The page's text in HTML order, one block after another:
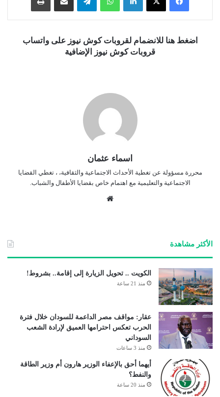
اضغط هنا للانضمام لقروبات كوش نيوز على واتساب
قروبات كوش نيوز الإضافية
اسماء عثمان
محررة مسؤولة عن تغطية الأحداث الاجتماعية والثقافية، ، تغطي القضايا
الاجتماعية والتعليمية مع اهتمام خاص بقضايا الأطفال والشباب.
الأكثر مشاهدة
الكويت .. تحويل الزيارة إلى إقامة.. بشروط!
منذ 21 ساعة
عقار: مواقف مصر الداعمة للسودان خلال فترة
الحرب تعكس احترامها العميق لإرادة الشعب
السوداني
منذ 3 ساعات
أيهما أحق بالإعفاء الوزير هارون أم وزير الطاقة
والنفط؟
منذ 20 ساعة